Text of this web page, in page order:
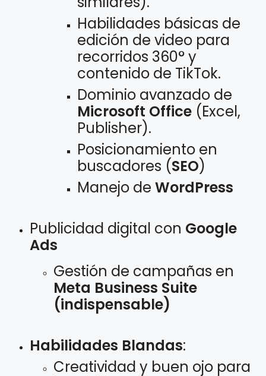
Habilidades básicas de
edición de video para
recorridos 360° y
contenido de TikTok.
Dominio avanzado de
Microsoft Office (Excel,
Publisher).
Posicionamiento en
buscadores (SEO)
Manejo de WordPress
Publicidad digital con Google
Ads
Gestión de campañas en
Meta Business Suite
(indispensable)
Habilidades Blandas:
Creatividad y buen ojo para